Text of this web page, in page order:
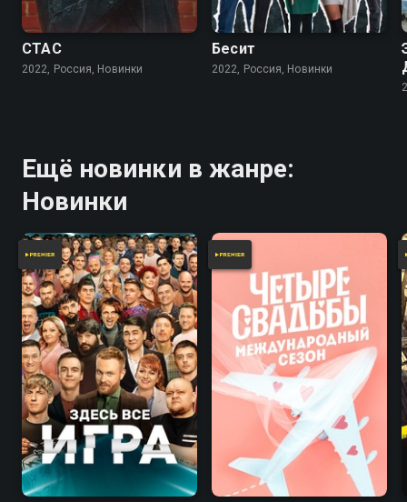
СТАС
2022, Россия, Новинки
Бесит
2022, Россия, Новинки
Ещё новинки в жанре:
Новинки
7.8